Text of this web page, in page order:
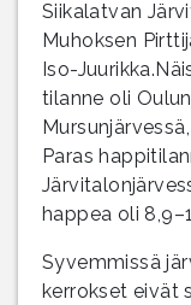
Siikalatvan
Muhoksen
Iso-
tilanne oli
Paras
happea oli
Syvemmissä
kerrokset eivät